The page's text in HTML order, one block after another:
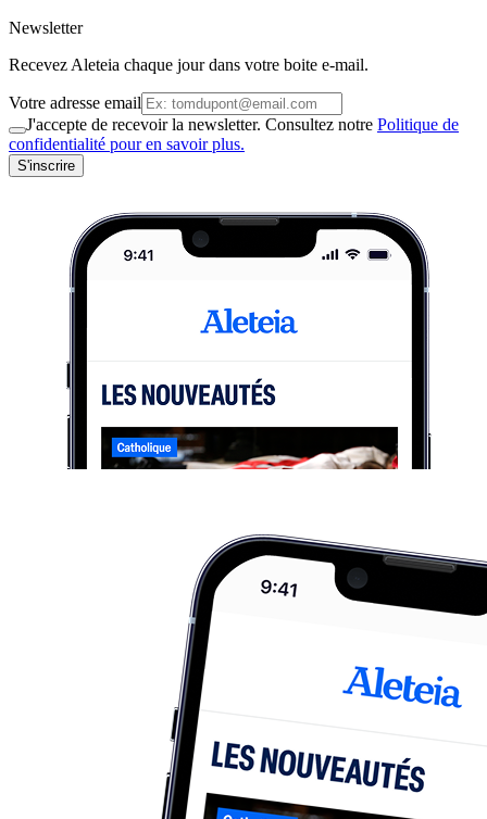
Newsletter
Recevez Aleteia chaque jour dans votre boite e-mail.
Votre adresse email
J'accepte de recevoir la newsletter. Consultez notre Politique de
confidentialité pour en savoir plus.
S'inscrire